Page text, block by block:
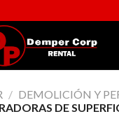
/ DEMOLICIÓN Y
DE